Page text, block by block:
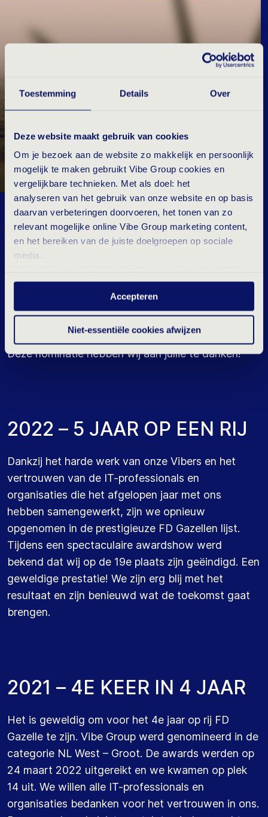
Toestemming Details Over
Deze website maakt gebruik van cookies
Om je bezoek aan de website zo makkelijk en persoonlijk
mogelijk te maken gebruikt Vibe Group cookies en
vergelijkbare technieken. Met als doel: het
analyseren van het gebruik van onze website en op basis
daarvan verbeteringen doorvoeren, het tonen van zo
relevant mogelijke online Vibe Group marketing content,
en het bereiken van de juiste doelgroepen op sociale
media.
en statistische cookies tijdens je bezoek. Meer weten?
Klik hierboven op 'Details' of lees onze
privacyverklaring.
Accepteren
Niet-essentiële cookies afwijzen
Vibe Group is trots te zijn genomineerd voor de FD
Gazellen Internationaal Award 2023. Deze award
reikt het Financieele Dagblad dit jaar voor het
eerst uit aan bedrijven met internationaal succes.
het Trends in Export-evenement in Rotterdam.
Dank aan alle Vibers, onze opdrachtgevers en IT
professionals in Nederland, België en Duitsland.
Deze nominatie hebben wij aan jullie te danken!
2022 – 5 JAAR OP EEN RIJ
Dankzij het harde werk van onze Vibers en het
vertrouwen van de IT-professionals en
organisaties die het afgelopen jaar met ons
hebben samengewerkt, zijn we opnieuw
opgenomen in de prestigieuze FD Gazellen lijst.
Tijdens een spectaculaire awardshow werd
bekend dat wij op de 19e plaats zijn geëindigd. Een
geweldige prestatie! We zijn erg blij met het
resultaat en zijn benieuwd wat de toekomst gaat
brengen.
2021 – 4E KEER IN 4 JAAR
Het is geweldig om voor het 4e jaar op rij FD
Gazelle te zijn. Vibe Group werd genomineerd in de
categorie NL West – Groot. De awards werden op
24 maart 2022 uitgereikt en we kwamen op plek
14 uit. We willen alle IT-professionals en
organisaties bedanken voor het vertrouwen in ons.